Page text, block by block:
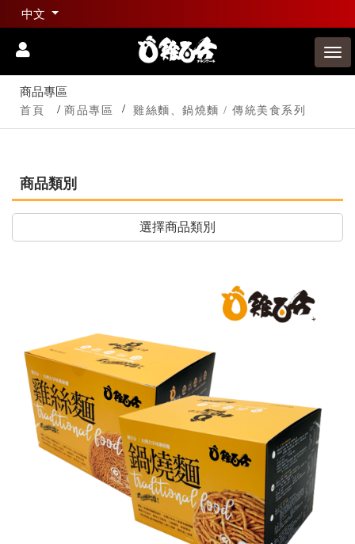
中文
商品專區
首頁 商品專區 雞絲麵、鍋燒麵 / 傳統美食系列
商品類別
選擇商品類別